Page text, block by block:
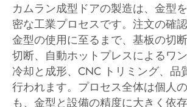
カムラン成型ドアの製造は、金型
密な工業プロセスです。注文の確
金型の使用に至るまで、基板の切
切断、自動ホットプレスによるワン
冷却と成形、CNC トリミング、品
行われます。プロセス全体は個人
も、金型と設備の精度に大きく依